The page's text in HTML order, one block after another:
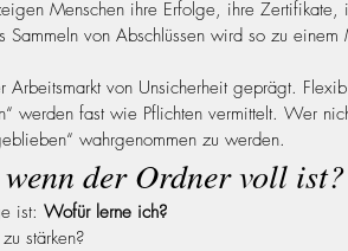
Menschen ihre Erfolge, ihre
Sammeln von Abschlüssen wird so zu
Arbeitsmarkt von Unsicherheit geprägt.
werden fast wie Pflichten vermittelt. Wer
wahrgenommen zu werden.
der Ordner voll ist?
ist: Wofür lerne ich?
stärken?